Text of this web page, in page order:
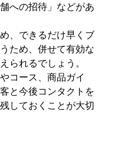
への招待」などがあ
、できるだけ早くブ
ため、併せて有効な
られるでしょう。
コース、商品ガイ
と今後コンタクトを
しておくことが大切